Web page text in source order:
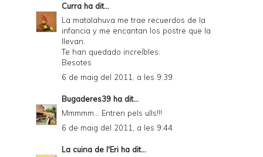
Curra ha dit...
La matalahuva me trae recuerdos de la
infancia y me encantan los postre que la
llevan.
Te han quedado increíbles.
Besotes
6 de maig del 2011, a les 9:39
Bugaderes39 ha dit...
Mmmmm... Entren pels ulls!!!
6 de maig del 2011, a les 9:44
La cuina de l'Eri ha dit...